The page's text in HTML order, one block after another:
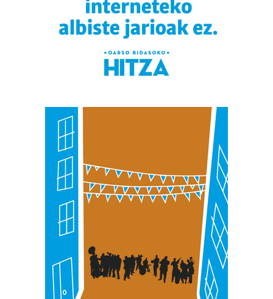
erabiltzeko baimen esplizitua ematen diguzu.